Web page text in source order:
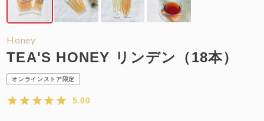
Honey
TEA'S HONEY リンデン（18本）
オンラインストア限定
5.00